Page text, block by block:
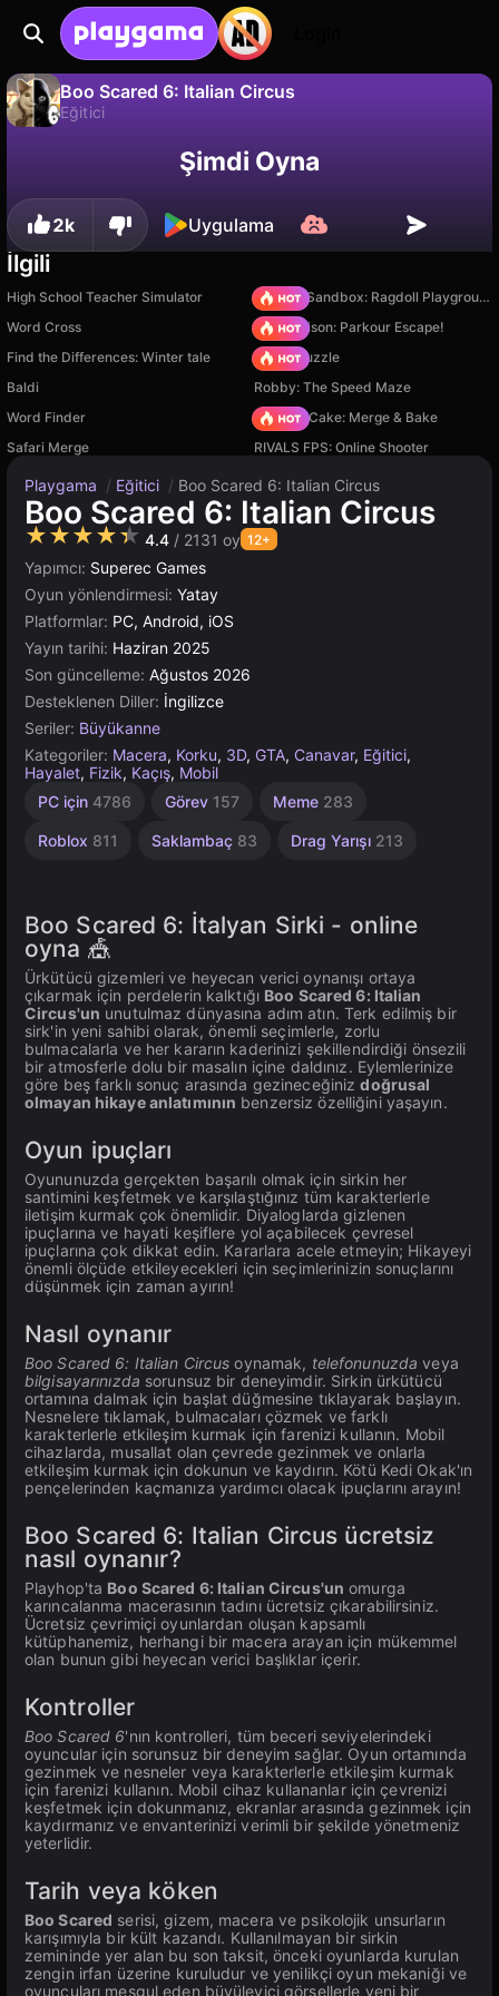
Boo Scared 6: Italian Circus
Eğitici
İlerlemeyi kaydet! Hayır
Şimdi Oyna
2k Uygulama
İlgili
High School Teacher Simulator
Sprunki Sandbox: Ragdoll Playground Mode
Word Cross
Barry Prison: Parkour Escape!
Find the Differences: Winter tale
Arrow Puzzle
Baldi
Robby: The Speed Maze
Word Finder
Piece of Cake: Merge & Bake
Safari Merge
RIVALS FPS: Online Shooter
Playgama / Eğitici / Boo Scared 6: Italian Circus
Boo Scared 6: Italian Circus
★★★★★ 4.4 / 2131 oy 12+
Yapımcı: Superec Games
Oyun yönlendirmesi: Yatay
Platformlar: PC, Android, iOS
Yayın tarihi: Haziran 2025
Son güncelleme: Ağustos 2026
Desteklenen Diller: İngilizce
Seriler: Büyükanne
Kategoriler: Macera, Korku, 3D, GTA, Canavar, Eğitici,
Hayalet, Fizik, Kaçış, Mobil
PC için 4786 Görev 157 Meme 283
Roblox 811 Saklambaç 83 Drag Yarışı 213
Sandbox
Rus
Çizgi
46
Unity
3177
Boo Scared 6: İtalyan Sirki - online
oyna 🎪
Ürkütücü gizemleri ve heyecan verici oynanışı ortaya
çıkarmak için perdelerin kalktığı Boo Scared 6: Italian
Circus'un unutulmaz dünyasına adım atın. Terk edilmiş bir
sirk'in yeni sahibi olarak, önemli seçimlerle, zorlu
bulmacalarla ve her kararın kaderinizi şekillendirdiği önsezili
bir atmosferle dolu bir masalın içine daldınız. Eylemlerinize
göre beş farklı sonuç arasında gezineceğinizdoğrusal
olmayan hikaye anlatımının benzersiz özelliğini yaşayın.
Oyun ipuçları
Oyununuzda gerçekten başarılı olmak için sirkin her
santimini keşfetmek ve karşılaştığınız tüm karakterlerle
iletişim kurmak çok önemlidir. Diyaloglarda gizlenen
ipuçlarına ve hayati keşiflere yol açabilecek çevresel
ipuçlarına çok dikkat edin. Kararlara acele etmeyin; Hikayeyi
önemli ölçüde etkileyecekleri için seçimlerinizin sonuçlarını
düşünmek için zaman ayırın!
Nasıl oynanır
Boo Scared 6: Italian Circus oynamak, telefonunuzda veya
bilgisayarınızda sorunsuz bir deneyimdir. Sirkin ürkütücü
ortamına dalmak için başlat düğmesine tıklayarak başlayın.
Nesnelere tıklamak, bulmacaları çözmek ve farklı
karakterlerle etkileşim kurmak için farenizi kullanın. Mobil
cihazlarda, musallat olan çevrede gezinmek ve onlarla
etkileşim kurmak için dokunun ve kaydırın. Kötü Kedi Okak'ın
pençelerinden kaçmanıza yardımcı olacak ipuçlarını arayın!
Boo Scared 6: Italian Circus ücretsiz
nasıl oynanır?
Playhop'ta Boo Scared 6: Italian Circus'un omurga
karıncalanma macerasının tadını ücretsiz çıkarabilirsiniz.
Ücretsiz çevrimiçi oyunlardan oluşan kapsamlı
kütüphanemiz, herhangi bir macera arayan için mükemmel
olan bunun gibi heyecan verici başlıklar içerir.
Kontroller
Boo Scared 6'nın kontrolleri, tüm beceri seviyelerindeki
oyuncular için sorunsuz bir deneyim sağlar. Oyun ortamında
gezinmek ve nesneler veya karakterlerle etkileşim kurmak
için farenizi kullanın. Mobil cihaz kullananlar için çevrenizi
keşfetmek için dokunmanız, ekranlar arasında gezinmek için
kaydırmanız ve envanterinizi verimli bir şekilde yönetmeniz
yeterlidir.
Tarih veya köken
Boo Scared serisi, gizem, macera ve psikolojik unsurların
karışımıyla bir kült kazandı. Kullanılmayan bir sirkin
zemininde yer alan bu son taksit, önceki oyunlarda kurulan
zengin irfan üzerine kuruludur ve yenilikçi oyun mekaniği ve
oyuncuları meşgul eden büyüleyici görsellerle yeni bir